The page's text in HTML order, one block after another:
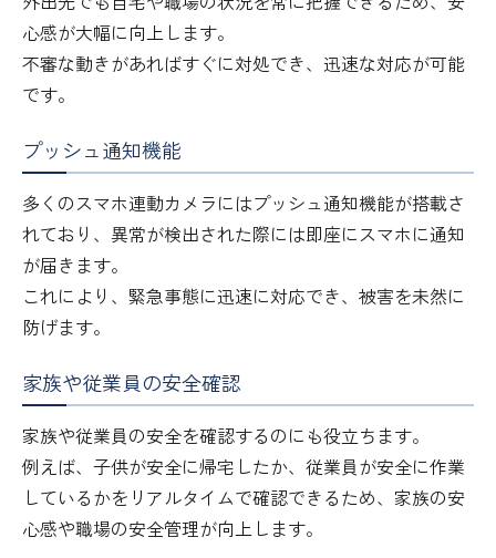
心感が大幅に向上します。
不審な動きがあればすぐに対処でき、迅速な対応が可能
です。
プッシュ通知機能
多くのスマホ連動カメラにはプッシュ通知機能が搭載さ
れており、異常が検出された際には即座にスマホに通知
が届きます。
これにより、緊急事態に迅速に対応でき、被害を未然に
防げます。
家族や従業員の安全確認
家族や従業員の安全を確認するのにも役立ちます。
例えば、子供が安全に帰宅したか、従業員が安全に作業
しているかをリアルタイムで確認できるため、家族の安
心感や職場の安全管理が向上します。